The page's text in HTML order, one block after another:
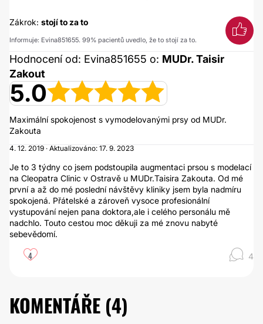
Zákrok: stojí to za to
Informuje: Evina851655. 99% pacientů uvedlo, že to stojí za to.
Hodnocení od: Evina851655 o: MUDr. Taisir
Zakout
5.0
Maximální spokojenost s vymodelovanými prsy od MUDr.
Zakouta
4. 12. 2019 · Aktualizováno: 17. 9. 2023
Je to 3 týdny co jsem podstoupila augmentaci prsou s modelací
na Cleopatra Clinic v Ostravě u MUDr.Taisira Zakouta. Od mé
první a až do mé poslední návštěvy kliniky jsem byla nadmíru
spokojená. Přátelské a zároveň vysoce profesionální
vystupování nejen pana doktora,ale i celého personálu mě
nadchlo. Touto cestou moc děkuji za mé znovu nabyté
sebevědomí.
4 4
KOMENTÁŘE (4)